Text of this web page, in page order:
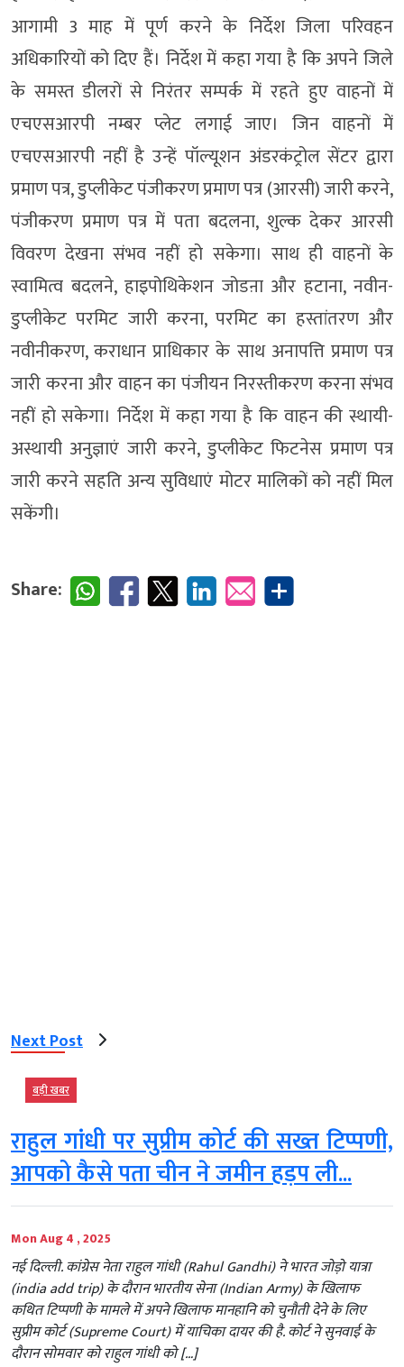
आगामी 3 माह में पूर्ण करने के निर्देश जिला परिवहन
अधिकारियों को दिए हैं। निर्देश में कहा गया है कि अपने जिले
के समस्त डीलरों से निरंतर सम्पर्क में रहते हुए वाहनों में
एचएसआरपी नम्बर प्लेट लगाई जाए। जिन वाहनों में
एचएसआरपी नहीं है उन्हें पॉल्यूशन अंडरकंट्रोल सेंटर द्वारा
प्रमाण पत्र, डुप्लीकेट पंजीकरण प्रमाण पत्र (आरसी) जारी करने,
पंजीकरण प्रमाण पत्र में पता बदलना, शुल्क देकर आरसी
विवरण देखना संभव नहीं हो सकेगा। साथ ही वाहनों के
स्वामित्व बदलने, हाइपोथिकेशन जोडऩा और हटाना, नवीन-
डुप्लीकेट परमिट जारी करना, परमिट का हस्तांतरण और
नवीनीकरण, कराधान प्राधिकार के साथ अनापत्ति प्रमाण पत्र
जारी करना और वाहन का पंजीयन निरस्तीकरण करना संभव
नहीं हो सकेगा। निर्देश में कहा गया है कि वाहन की स्थायी-
अस्थायी अनुज्ञाएं जारी करने, डुप्लीकेट फिटनेस प्रमाण पत्र
जारी करने सहति अन्य सुविधाएं मोटर मालिकों को नहीं मिल
सकेंगी।
Share:
Next Post
बड़ी खबर
राहुल गांधी पर सुप्रीम कोर्ट की सख्त टिप्पणी,
आपको कैसे पता चीन ने जमीन हड़प ली...
Mon Aug 4 , 2025
नई दिल्ली. कांग्रेस नेता राहुल गांधी (Rahul Gandhi) ने भारत जोड़ो यात्रा
(india add trip) के दौरान भारतीय सेना (Indian Army) के खिलाफ
कथित टिप्पणी के मामले में अपने खिलाफ मानहानि को चुनौती देने के लिए
सुप्रीम कोर्ट (Supreme Court) में याचिका दायर की है. कोर्ट ने सुनवाई के
दौरान सोमवार को राहुल गांधी को […]